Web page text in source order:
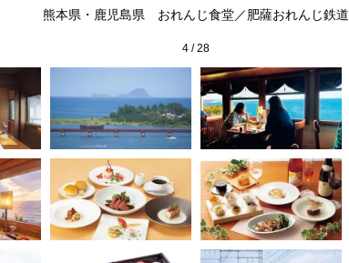
熊本県・鹿児島県 おれんじ食堂／肥薩おれんじ鉄道
4 /28